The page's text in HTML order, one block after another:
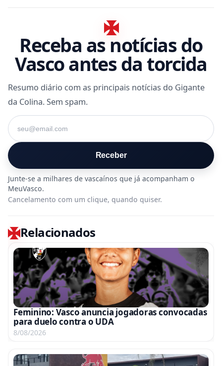
Receba as notícias do
Vasco antes da torcida
Resumo diário com as principais notícias do Gigante
da Colina. Sem spam.
Seu e-mail
Receber
Cancelamento com um clique, quando quiser.
Relacionados
Feminino: Vasco anuncia jogadoras convocadas
para duelo contra o UDA
8/08/2026